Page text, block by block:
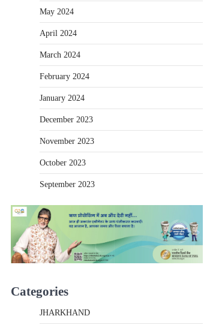
May 2024
April 2024
March 2024
February 2024
January 2024
December 2023
November 2023
October 2023
September 2023
Categories
JHARKHAND